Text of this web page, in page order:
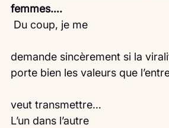
femmes….
Du coup, je me
demande sincèrement si la
porte bien les valeurs que
veut transmettre…
L’un dans l’autre